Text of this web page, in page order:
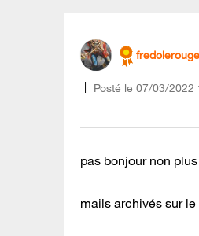
fredolerouge
Posté le ‎07/03/2022
pas bonjour non plus
mails archivés sur